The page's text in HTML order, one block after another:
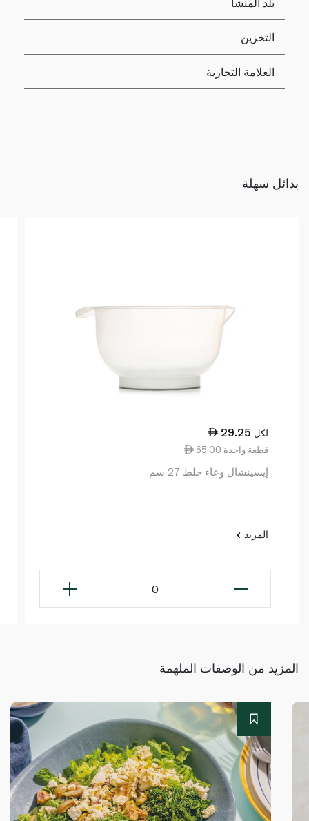
بلد المنشأ
التخزين
العلامة التجارية
بدائل سهلة
29.25 لكل
65.00 قطعة واحدة
إيسينشال وعاء خلط 27 سم
المزيد
0
المزيد من الوصفات الملهمة